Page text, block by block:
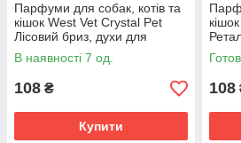
Парфуми для собак, котів та
кішок West Vet Crystal Pet
Лісовий бриз, духи для
тварин, 5 мл
В наявності 7 од.
108 ₴
Купити
мл
108